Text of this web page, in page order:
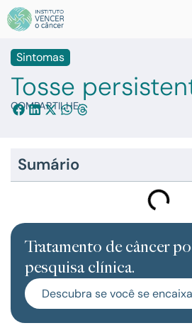
Sintomas
Tosse
COMPARTILHE:
Sumário
Tratamento de câncer
pesquisa clínica.
Descubra se você se encaixa